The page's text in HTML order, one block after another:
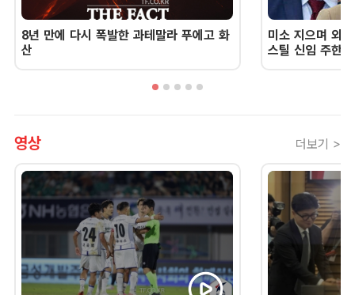
8년 만에 다시 폭발한 과테말라 푸에고 화
산
미소 지으며 외
스틸 신임 주한
영상 더보기 >